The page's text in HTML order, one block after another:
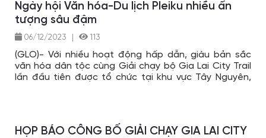
Ngày hội Văn hóa-Du lịch Pleiku nhiều ấn
tượng sâu đậm
06/12/2023 113
(GLO)- Với nhiều hoạt động hấp dẫn, giàu bản sắc
văn hóa dân tộc cùng Giải chạy bộ Gia Lai City Trail
lần đầu tiên được tổ chức tại khu vực Tây Nguyên,
HỌP BÁO CÔNG BỐ GIẢI CHẠY GIA LAI CITY